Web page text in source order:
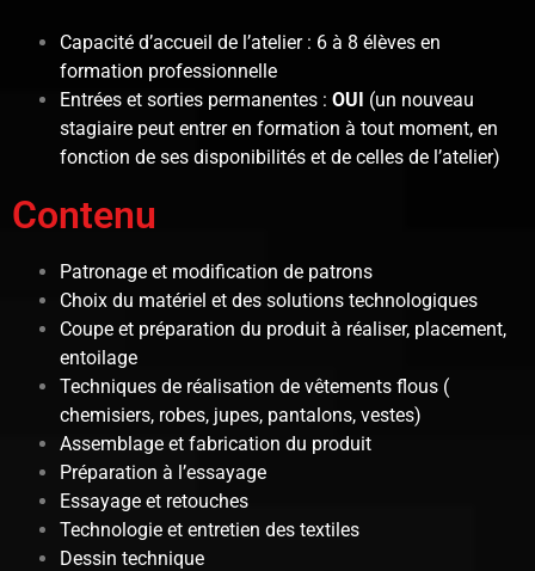
Capacité d’accueil de l’atelier : 6 à 8 élèves en
formation professionnelle
Entrées et sorties permanentes : OUI (un nouveau
stagiaire peut entrer en formation à tout moment, en
fonction de ses disponibilités et de celles de l’atelier)
Contenu
Patronage et modification de patrons
Choix du matériel et des solutions technologiques
Coupe et préparation du produit à réaliser, placement,
entoilage
Techniques de réalisation de vêtements flous (
chemisiers, robes, jupes, pantalons, vestes)
Assemblage et fabrication du produit
Préparation à l’essayage
Essayage et retouches
Technologie et entretien des textiles
Dessin technique